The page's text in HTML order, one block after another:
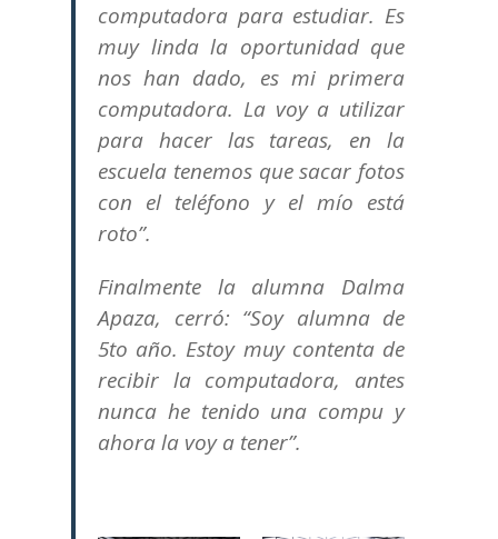
computadora para estudiar. Es
muy linda la oportunidad que
nos han dado, es mi primera
computadora. La voy a utilizar
para hacer las tareas, en la
escuela tenemos que sacar fotos
con el teléfono y el mío está
roto”.
Finalmente la alumna Dalma
Apaza, cerró: “Soy alumna de
5to año. Estoy muy contenta de
recibir la computadora, antes
nunca he tenido una compu y
ahora la voy a tener”.